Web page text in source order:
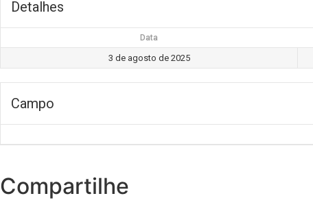
Detalhes
Data
3 de agosto de 2025
Campo
Compartilhe